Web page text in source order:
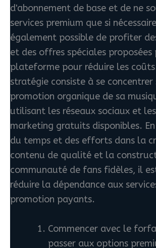
d'abonnement de base et de ne
services premium que si
également possible de profiter
et des offres spéciales proposées
plateforme pour réduire les
stratégie consiste à se concentrer
promotion organique de sa
utilisant les réseaux sociaux et
marketing gratuits disponibles.
du temps et des efforts dans la
contenu de qualité et la
communauté de fans fidèles, il
réduire la dépendance aux
promotion payants.
Commencer avec le
passer aux options